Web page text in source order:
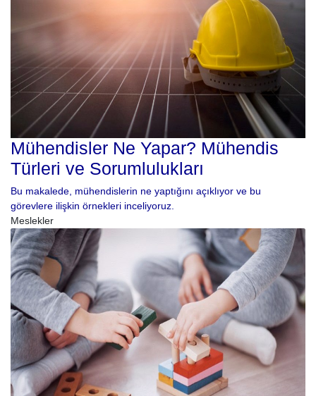
Mühendisler Ne Yapar? Mühendis
Türleri ve Sorumlulukları
Bu makalede, mühendislerin ne yaptığını açıklıyor ve bu
görevlere ilişkin örnekleri inceliyoruz.
Meslekler